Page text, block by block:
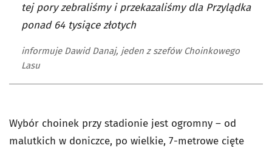
tej pory zebraliśmy i przekazaliśmy dla Przylądka
ponad 64 tysiące złotych
informuje Dawid Danaj, jeden z szefów Choinkowego
Lasu
Wybór choinek przy stadionie jest ogromny – od
malutkich w doniczce, po wielkie, 7-metrowe cięte